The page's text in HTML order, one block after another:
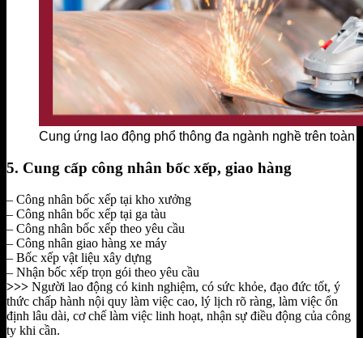
Cung ứng lao động phổ thông đa ngành nghề trên toàn
5. Cung cấp công nhân bốc xếp, giao hàng
– Công nhân bốc xếp tại kho xưởng
– Công nhân bốc xếp tại ga tàu
– Công nhân bốc xếp theo yêu cầu
– Công nhân giao hàng xe máy
– Bốc xếp vật liệu xây dựng
– Nhận bốc xếp trọn gói theo yêu cầu
>>> Người lao động có kinh nghiệm, có sức khỏe, đạo đức tốt, ý
thức chấp hành nội quy làm việc cao, lý lịch rõ ràng, làm việc ổn
định lâu dài, cơ chế làm việc linh hoạt, nhận sự điều động của công
ty khi cần.